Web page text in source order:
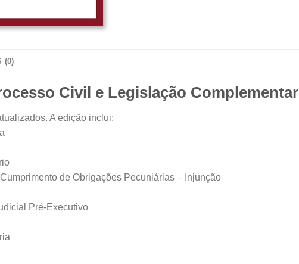
(0)
Civil e Legislação Complementar
A edição inclui:
de Obrigações Pecuniárias – Injunção
Pré-Executivo